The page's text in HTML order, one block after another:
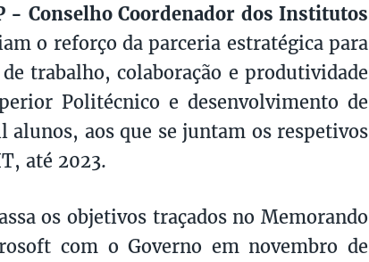
- Conselho Coordenador dos Institutos
o reforço da parceria estratégica para
trabalho, colaboração e produtividade
Politécnico e desenvolvimento de
aos que se juntam os respetivos
até 2023.
os objetivos traçados no Memorando
com o Governo em novembro de